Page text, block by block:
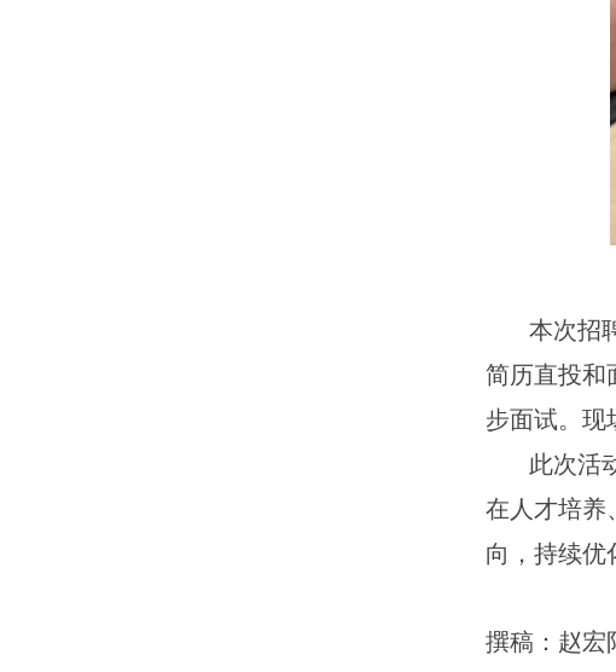
本次招
简历直投和
步面试。现
此次活
在人才培养
向，持续优
撰稿：赵宏